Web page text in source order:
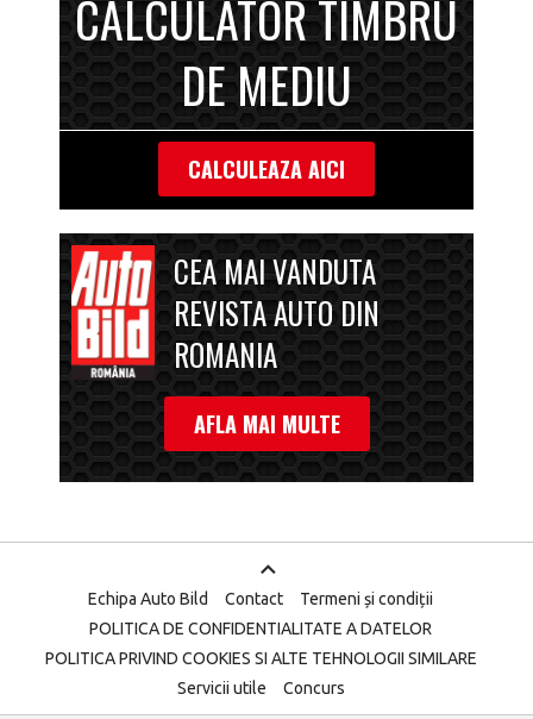
CALCULATOR TIMBRU
DE MEDIU
CALCULEAZA AICI
CEA MAI VANDUTA
REVISTA AUTO DIN
ROMANIA
AFLA MAI MULTE
Echipa Auto Bild Contact
Termeni și condiții
POLITICA DE CONFIDENTIALITATE A DATELOR
POLITICA PRIVIND COOKIES SI ALTE TEHNOLOGII SIMILARE
Servicii utile
Concurs